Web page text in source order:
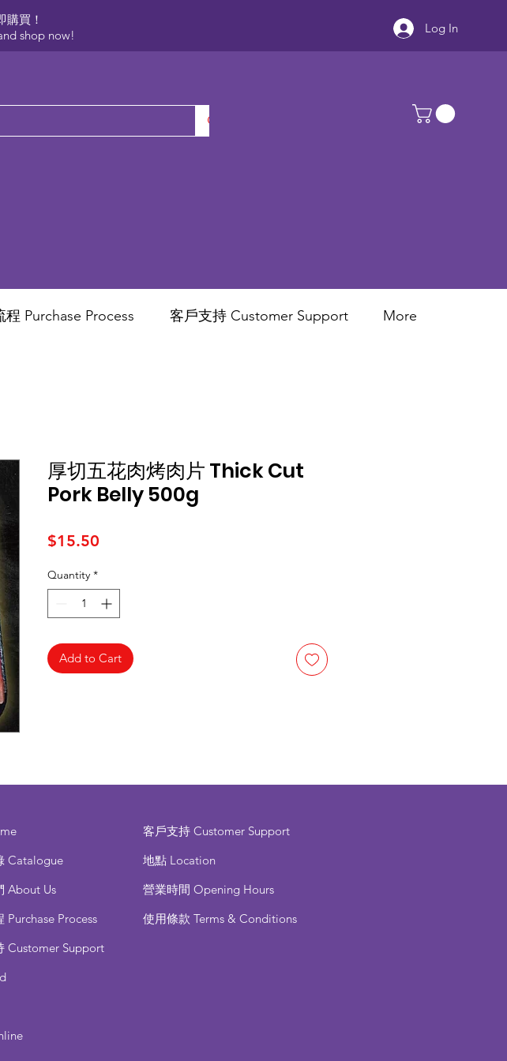
購買！​
shop now!
Log In
程 Purchase Process 客戶支持 Customer Support More
厚切五花肉烤肉片 Thick Cut
Pork Belly 500g
$15.50
Quantity *
Add to Cart
​Catalogue
About Us
Purchase Process
Customer Support
客戶支持Customer Support
地點 Location
營業時間Opening Hours
使用條款Terms & Conditions